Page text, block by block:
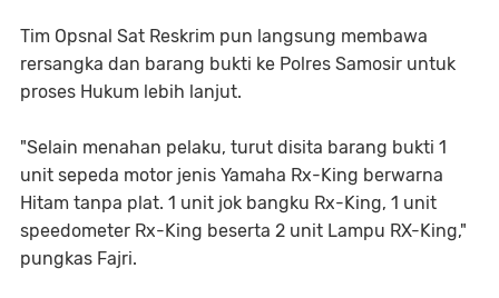
Tim Opsnal Sat Reskrim pun langsung membawa
rersangka dan barang bukti ke Polres Samosir untuk
proses Hukum lebih lanjut.
"Selain menahan pelaku, turut disita barang bukti 1
unit sepeda motor jenis Yamaha Rx-King berwarna
Hitam tanpa plat. 1 unit jok bangku Rx-King, 1 unit
speedometer Rx-King beserta 2 unit Lampu RX-King,"
pungkas Fajri.